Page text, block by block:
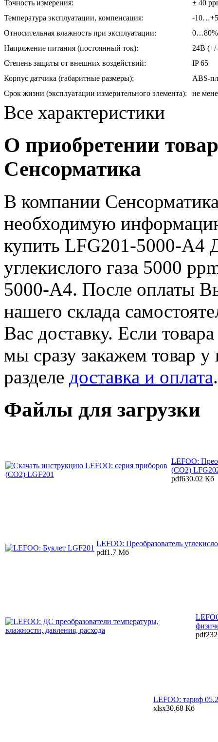
Точность измерения:
± 40
Температура эксплуатации, компенсация:
-
Относительная влажность при эксплуатации:
0…80%
Напряжение питания (постоянный ток):
24В
Степень защиты от внешних воздействий:
IP 65
Корпус датчика (габаритные размеры):
ABS-
Срок жизни (эксплуатации измерительного элемента):
не
Все характеристики
О приобретении
Сенсорматика
В компании
необходимую
купить LFG201-5000-A4
углекислого газа 5000
5000-A4. После оплаты
нашего склада
Вас доставку. Если
мы сразу закажем товар
разделе доставка и оплата.
Файлы для загрузки
LEFOO:
(CO2)
pdf630.02 Кб
LEFOO: Преобразователь
pdf1.7 Мб
pdf
LEFOO: тариф
xlsx30.68 Кб